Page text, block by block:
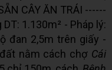
CÂY ĂN TRÁI ------
1.130m² - Pháp lý:
đan 2,5m trên giấy -
nằm cách chợ Cái